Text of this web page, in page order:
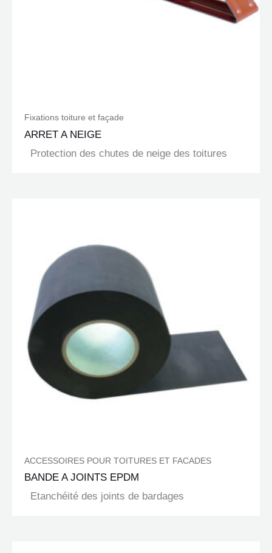
Fixations toiture et façade
ARRET A NEIGE
Protection des chutes de neige des toitures
ACCESSOIRES POUR TOITURES ET FACADES
BANDE A JOINTS EPDM
Etanchéité des joints de bardages